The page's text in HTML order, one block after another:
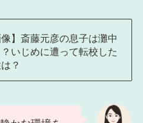
像】斎藤元彦の息子は灘中
いじめに遭って転校した
？